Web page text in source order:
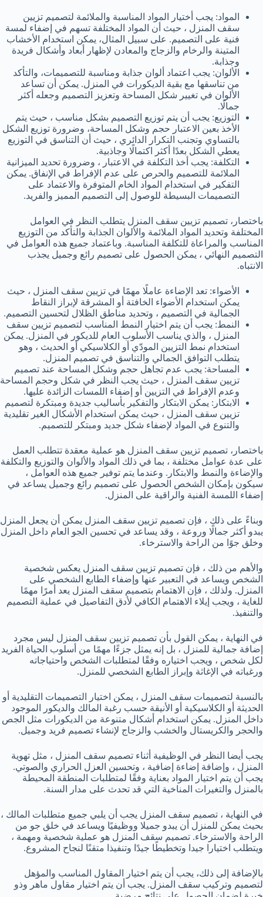
المواد: يجب أختيار المواد المناسبة والملائمة لتصميم تزيين
سقف المنزل ، حيث أن المواد المختلفة تسهم في إضفاء لمسة
فنية على التصميم. على سبيل المثال، يمكن استخدام الأخشاب
المتينة والرخام والزجاج والمعادن لإظهار أبعاد وأشكال فريدة
وجذابة.
الألوان: يجب اعتماد ألوان جذابة ومناسبة للتصميمات، والتأكد
من تناسقها مع بقية الديكورات في المنزل. يمكن أن تساعد
الألوان في تغيير شكل المساحة وتعزيز التصميم وجعله أكثر
جمالًا.
التوزيع: يجب أن يتم توزيع التصميم بشكل مناسب ، حيث يتم
الأخذ بعين الاعتبار حجم وشكل المساحة، وضرورة توزيع الشكل
بالتساوي وتجنب التكرار الدائري ، حيث أن التناسق في التوزيع
يعطي الشكل بعدًا أكثر اكتمالًا وجاذبية.
التكلفة: يجب أخذ التكلفة في الاعتبار ، وضرورة تحديد الميزانية
الملائمة للتصميم والحرص على عدم الإفراط في الإنفاق. يمكن
التفكير في استخدام المواد الخام المتوفرة والاعتماد على
التصميمات البسيطة للوصول إلى التصميم المميز والفريد.
باختصار، تصميم تزيين سقف المنزل يتطلب النظر في العوامل
المختلفة وتحديد المواد الملائمة والألوان الجذابة والتأكد من التوزيع
المناسب والمراعاة للتكلفة المناسبة. وباعتماد جميع هذه العوامل في
التصميم النهائي ، يمكن الحصول على تصميم رائع وجميل يجذب
الانتباه.
الأضواء: تعد الإضاءة عاملًا مهمًا في تزيين سقف المنزل ، حيث
يمكن استخدام الأضواء الخافتة أو المشرقة لإبراز النقاط
الجمالية في التصميم ، وتحديد مناطق الظلال لتحسين التصميم.
النمط: يجب أن يتم اختيار النمط المناسب لتصميم تزيين سقف
المنزل ، والذي يناسب الأسلوب العام للديكور في المنزل. يمكن
استخدام نمط التزيين المودّي أو الكلاسيكي أو الحديث ، وهو
يتطلب التوافق الجمالي والتناسق في تصميم المنزل.
المساحة: يجب عدم تجاهل حجم وشكل المساحة عند تصميم
تزيين سقف المنزل ، حيث يجب النظر في شكل وحجم المساحة
وعدم الإفراط في التزيين أو إضفاء اللمسات الزائدة عليها.
الابتكار: يمكن الابتكار والتفكير بأساليب جديدة ومبتكرة لتصميم
تزيين سقف المنزل ، حيث يمكن استخدام الأشكال الغير تقليدية
والتنوع في المواد لإضفاء شكل جديد ومبتكر للتصميم.
باختصار، تصميم تزيين سقف المنزل هو عملية معقدة تتطلب العمل
على عدة عوامل مختلفة ، بما في ذلك المواد والألوان والتوزيع والتكلفة
والإضاءة والنمط والابتكار. وعندما يتم توفير جميع هذه العوامل ،
سيكون بإمكان الشخص الحصول على تصميم رائع وجميل يساعد في
إضفاء اللمسة الفنية والراقية على المنزل.
وبناءً على ذلك ، فإن تصميم تزيين سقف المنزل يمكن أن يجعل المنزل
يبدو أكثر جمالًا وروعة ، وقد يساعد في تحسين الجو العام داخل المنزل
وخلق جوًا من الراحة والاسترخاء.
والأهم من ذلك ، فإن تصميم تزيين سقف المنزل يعكس شخصية
الشخص ويساعد في التعبير عنها وإضفاء الطابع الشخصي على
المنزل. ولذلك ، فإن الاهتمام بتصميم سقف المنزل يعد أمرًا مهمًا
للغاية ، ويجب إيلاء الاهتمام الكافي لأدق التفاصيل في عملية التصميم
والتنفيذ.
في النهاية ، يمكن القول بأن تصميم تزيين سقف المنزل ليس مجرد
إضافة جمالية للمنزل ، بل إنه يمثل جزءًا مهمًا من أسلوب الحياة الفريد
لكل شخص ، ويجب اختياره وفقًا لمتطلبات الشخص واحتياجاته
ورغباته في الإغاثة وإبراز الطابع الشخصي للمنزل.
بالنسبة لتصميمات سقف المنزل ، يمكن اختيار التصميمات التقليدية أو
الحديثة أو الكلاسيكية أو الأنيقة حسب رغبة المالك والديكور الموجود
داخل المنزل. يمكن استخدام أشكال متنوعة من الديكورات مثل الجص
والحجر والكريستال والخشب والزجاج لإنشاء تصميم فريد وجميل.
يجب أيضا النظر في الوظيفية أثناء تصميم سقف المنزل ، مثل تهوية
المنزل ، وإضافة إضاءة إضافية ، وتحسين العزل الحراري والصوتي.
يجب أن يتم اختيار المواد بعناية وفقًا لمتطلبات المنطقة المحيطة
بالمنزل والتغيرات المناخية التي قد تحدث على مدار السنة.
في النهاية ، تصميم سقف المنزل يجب أن يلبي جميع متطلبات المالك ،
بحيث يمكن للمنزل أن يبدو جميلا ووظيفيًا ويساعد في خلق جو من
الراحة والاسترخاء. تصميم سقف المنزل هو عملية شخصية ومهمة ،
ويتطلب اختيارا جيدا وتخطيطًا جيدًا وتنفيذا متقنًا لنجاح المشروع.
بالإضافة إلى ذلك، يجب أن يتم اختيار المقاول المناسب والمؤهل
لتصميم وتركيب سقف المنزل. يجب أن يتم اختيار مقاول ماهر وذو